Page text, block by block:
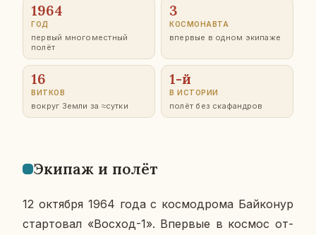
1964
ГОД
первый мно­го­мест­ный
полёт
3
КОС­МО­НАВ­ТА
впер­вые в одном эки­па­же
16
ВИТКОВ
вокруг Земли за ≈сутки
1-й
В ИС­ТО­РИИ
полёт без ска­фанд­ров
Экипаж и полёт
12 ок­тяб­ря 1964 года с кос­мо­дро­ма Бай­ко­нур
стар­то­вал «Восход-1». Впер­вые в космос от­